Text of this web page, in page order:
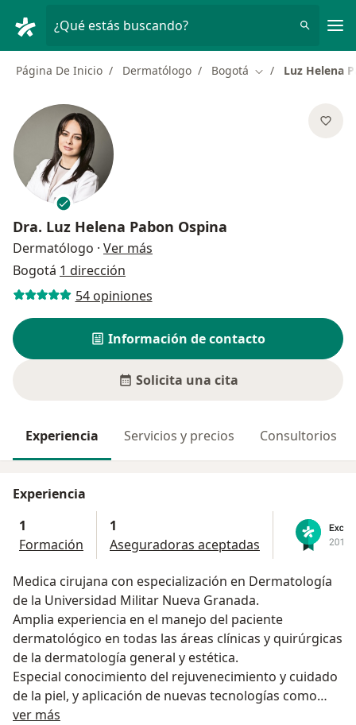
¿Qué estás buscando?
Página De Inicio Dermatólogo Bogotá Cambiar de ciudad
Luz Helena
Dra. Luz Helena Pabon Ospina
Dermatólogo · Ver más
Bogotá 1 dirección
54 opiniones
Información de contacto
Solicita una cita
Experiencia Servicios y precios Consultorios
Experiencia
1
Formación
1
Aseguradoras aceptadas
Medica cirujana con especialización en Dermatología
de la Universidad Militar Nueva Granada.
Amplia experiencia en el manejo del paciente
dermatológico en todas las áreas clínicas y quirúrgicas
de la dermatología general y estética.
Especial conocimiento del rejuvenecimiento y cuidado
de la piel, y aplicación de nuevas tecnologías como
láser vascular y de pigmentos, así como en toxina
ver más